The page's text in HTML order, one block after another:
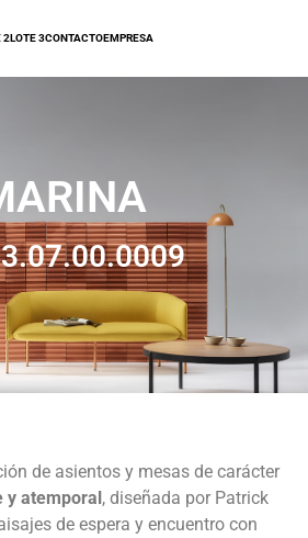
2LOTE 3CONTACTOEMPRESA
de asientos y mesas de carácter
y atemporal, diseñada por Patrick
de espera y encuentro con